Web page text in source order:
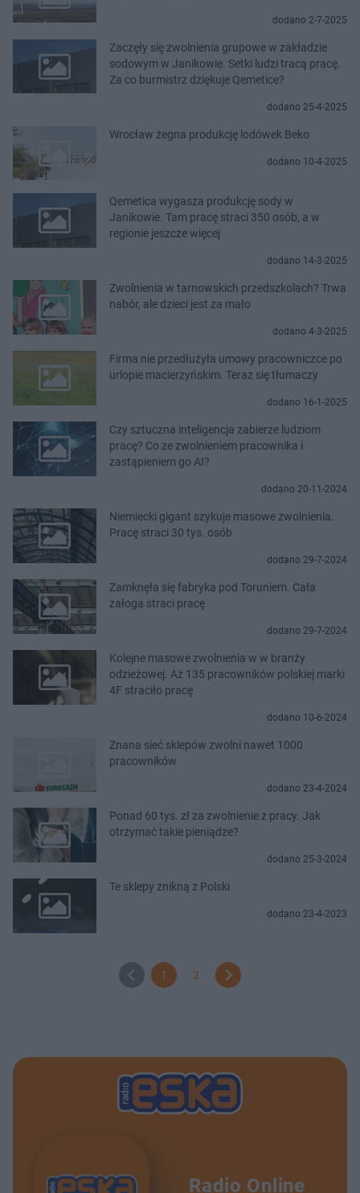
dodano 2-7-2025
Zaczęły się zwolnienia grupowe w zakładzie
sodowym w Janikowie. Setki ludzi tracą pracę.
Za co burmistrz dziękuje Qemetice?
dodano 25-4-2025
Wrocław żegna produkcję lodówek Beko
dodano 10-4-2025
Qemetica wygasza produkcję sody w
Janikowie. Tam pracę straci 350 osób, a w
regionie jeszcze więcej
dodano 14-3-2025
Zwolnienia w tarnowskich przedszkolach? Trwa
nabór, ale dzieci jest za mało
dodano 4-3-2025
Firma nie przedłużyła umowy pracowniczce po
urlopie macierzyńskim. Teraz się tłumaczy
dodano 16-1-2025
Czy sztuczna inteligencja zabierze ludziom
pracę? Co ze zwolnieniem pracownika i
zastąpieniem go AI?
dodano 20-11-2024
Niemiecki gigant szykuje masowe zwolnienia.
Pracę straci 30 tys. osób
dodano 29-7-2024
Zamknęła się fabryka pod Toruniem. Cała
załoga straci pracę
dodano 29-7-2024
Kolejne masowe zwolnienia w w branży
odzieżowej. Aż 135 pracowników polskiej marki
4F straciło pracę
dodano 10-6-2024
Znana sieć sklepów zwolni nawet 1000
pracowników
dodano 23-4-2024
Ponad 60 tys. zł za zwolnienie z pracy. Jak
otrzymać takie pieniądze?
dodano 25-3-2024
Te sklepy znikną z Polski
dodano 23-4-2023
1 2
Radio Online